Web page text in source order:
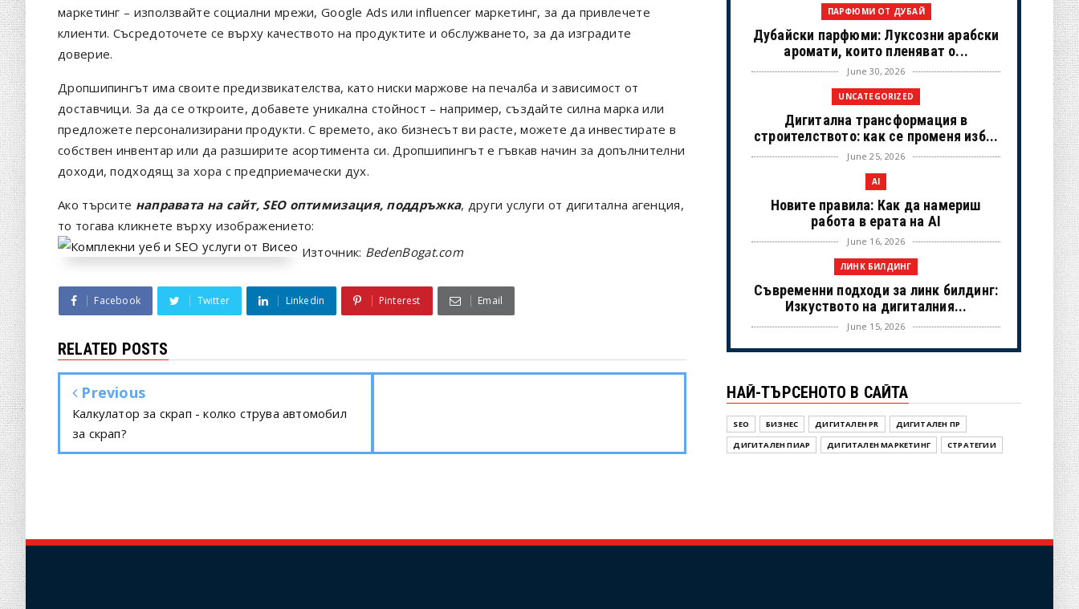
маркетинг – използвайте социални мрежи, Google Ads или influencer маркетинг, за да привлечете
клиенти. Съсредоточете се върху качеството на продуктите и обслужването, за да изградите
доверие.
Дропшипингът има своите предизвикателства, като ниски маржове на печалба и зависимост от
доставчици. За да се откроите, добавете уникална стойност – например, създайте силна марка или
предложете персонализирани продукти. С времето, ако бизнесът ви расте, можете да инвестирате в
собствен инвентар или да разширите асортимента си. Дропшипингът е гъвкав начин за допълнителни
доходи, подходящ за хора с предприемачески дух.
Ако търсите направата на сайт, SEO оптимизация, поддръжка, други услуги от дигитална агенция,
то тогава кликнете върху изображението:
Източник: BedenBogat.com
Facebook Twitter Linkedin Pinterest Email
RELATED POSTS
Previous
Калкулатор за скрап - колко струва автомобил
за скрап?
ПАРФЮМИ ОТ ДУБАЙ
Дубайски парфюми: Луксозни арабски
аромати, които пленяват о...
June 30, 2026
UNCATEGORIZED
Дигитална трансформация в
строителството: как се променя изб...
June 25, 2026
AI
Новите правила: Как да намериш
работа в ерата на AI
June 16, 2026
ЛИНК БИЛДИНГ
Съвременни подходи за линк билдинг:
Изкуството на дигиталния...
June 15, 2026
UNCATEGORIZED
живот на холивудските знам...
NOVINI
Инструменит под наем
НАЙ-ТЪРСЕНОТО В САЙТА
SEO БИЗНЕС ДИГИТАЛЕН PR
ДИГИТАЛЕН ПР
ДИГИТАЛЕН ПИАР
ДИГИТАЛЕН МАРКЕТИНГ СТРАТЕГИИ